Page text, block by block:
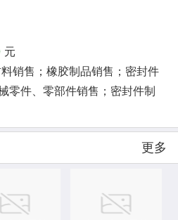
元
销售；橡胶制品销售；密封件
零件、零部件销售；密封件制
更多